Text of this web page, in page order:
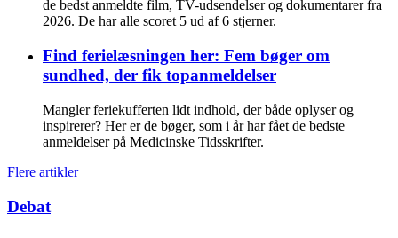
de bedst anmeldte film, TV-udsendelser og dokumentarer fra
2026. De har alle scoret 5 ud af 6 stjerner.
Find ferielæsningen her: Fem bøger om
sundhed, der fik topanmeldelser
Mangler feriekufferten lidt indhold, der både oplyser og
inspirerer? Her er de bøger, som i år har fået de bedste
anmeldelser på Medicinske Tidsskrifter.
Flere artikler
Debat